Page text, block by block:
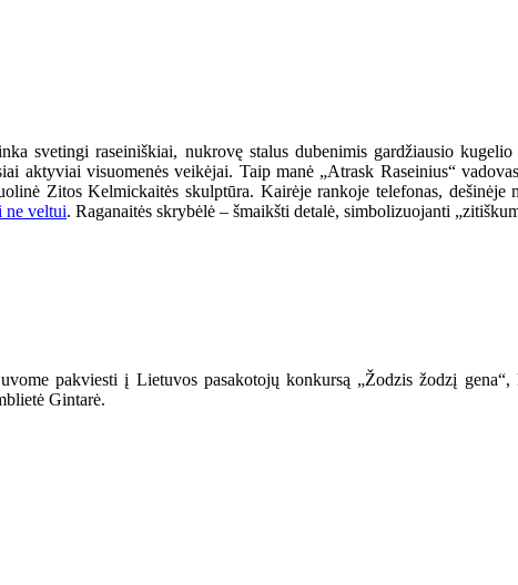
svetingi raseiniškiai, nukrovę stalus dubenimis gardžiausio
aktyviai visuomenės veikėjai. Taip manė „Atrask Raseinius“
Zitos Kelmickaitės skulptūra. Kairėje rankoje telefonas,
ne veltui. Raganaitės skrybėlė – šmaikšti detalė, simbolizuojanti
pakviesti į Lietuvos pasakotojų konkursą „Žodzis žodzį gena“,
Gintarė.